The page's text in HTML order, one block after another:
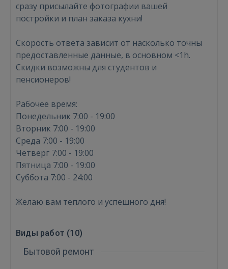
Забыли пароль? Запомнить?
GOOGLE
 Sign in with Apple
сразу присылайте фотографии вашей
постройки и план заказа кухни!
Скорость ответа зависит от насколько точны
предоставленные данные, в основном <1h.
Скидки возможны для студентов и
пенсионеров!
Рабочее время:
Понедельник 7:00 - 19:00
Вторник 7:00 - 19:00
Среда 7:00 - 19:00
Четверг 7:00 - 19:00
Пятница 7:00 - 19:00
Суббота 7:00 - 24:00
Желаю вам теплого и успешного дня!
Виды работ (10)
Бытовой ремонт